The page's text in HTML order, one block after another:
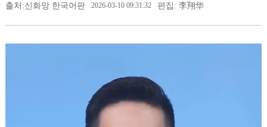
출처:신화망 한국어판 2026-03-10 09:31:32 편집: 李翔华